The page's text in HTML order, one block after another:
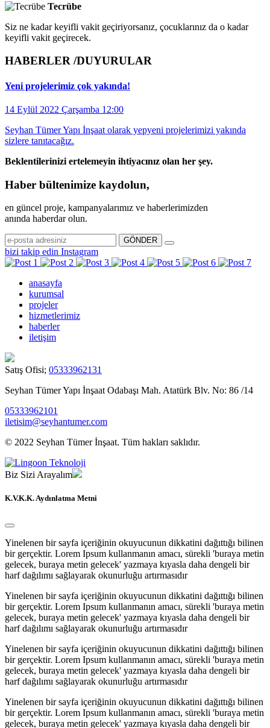
Tecrübe
Siz ne kadar keyifli vakit geçiriyorsanız, çocuklarınız da o kadar
keyifli vakit geçirecek.
HABERLER /DUYURULAR
Yeni projelerimiz çok yakında!
14 Eylül 2022 Çarşamba 12:00
Seyhan Tümer Yapı İnşaat olarak yepyeni projelerimizi yakında
sizlere tanıtacağız.
Beklentilerinizi ertelemeyin ihtiyacınız olan her şey.
Haber bültenimize kaydolun,
en güncel proje, kampanyalarımız ve haberlerimizden
anında haberdar olun.
GÖNDER
bizi takip edin Instagram
anasayfa
kurumsal
projeler
hizmetlerimiz
haberler
iletişim
Satış Ofisi; 05333962131
Seyhan Tümer Yapı İnşaat Odabaşı Mah. Atatürk Blv. No: 86 /14
05333962101
iletisim@seyhantumer.com
© 2022 Seyhan Tümer İnşaat. Tüm hakları saklıdır.
Biz Sizi Arayalım
K.V.K.K. Aydınlatma Metni
Yinelenen bir sayfa içeriğinin okuyucunun dikkatini dağıttığı bilinen
bir gerçektir. Lorem Ipsum kullanmanın amacı, sürekli 'buraya metin
gelecek, buraya metin gelecek' yazmaya kıyasla daha dengeli bir
harf dağılımı sağlayarak okunurluğu artırmasıdır
Yinelenen bir sayfa içeriğinin okuyucunun dikkatini dağıttığı bilinen
bir gerçektir. Lorem Ipsum kullanmanın amacı, sürekli 'buraya metin
gelecek, buraya metin gelecek' yazmaya kıyasla daha dengeli bir
harf dağılımı sağlayarak okunurluğu artırmasıdır
Yinelenen bir sayfa içeriğinin okuyucunun dikkatini dağıttığı bilinen
bir gerçektir. Lorem Ipsum kullanmanın amacı, sürekli 'buraya metin
gelecek, buraya metin gelecek' yazmaya kıyasla daha dengeli bir
harf dağılımı sağlayarak okunurluğu artırmasıdır
Yinelenen bir sayfa içeriğinin okuyucunun dikkatini dağıttığı bilinen
bir gerçektir. Lorem Ipsum kullanmanın amacı, sürekli 'buraya metin
gelecek, buraya metin gelecek' yazmaya kıyasla daha dengeli bir